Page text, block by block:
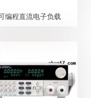
编程直流电子负载